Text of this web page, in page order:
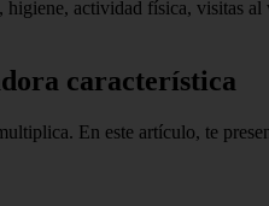
actividad física, visitas
característica
En este artículo, te